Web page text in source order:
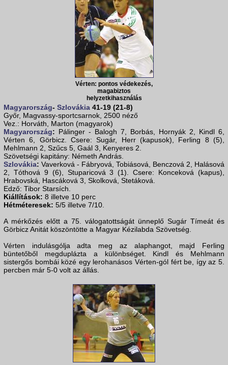
Vérten: pontos védekezés,
magabiztos
helyzetkihasználás
Magyarország- Szlovákia 41-19 (21-8)
Győr, Magvassy-sportcsarnok, 2500 néző
Vez.: Horváth, Marton (magyarok)
Magyarország: Pálinger - Balogh 7, Borbás, Hornyák 2, Kindl 6,
Vérten 6, Görbicz. Csere: Sugár, Herr (kapusok), Ferling 8 (5),
Mehlmann 2, Szűcs 5, Gaál 3, Kenyeres 2.
Szövetségi kapitány: Németh András.
Szlovákia: Vaverková - Fábryová, Tobiásová, Benczová 2, Halásová
2, Tóthová 9 (6), Stuparicová 3 (1). Csere: Konceková (kapus),
Hrabovská, Hascáková 3, Skolková, Stetáková.
Edző: Tibor Starsích.
Kiállítások: 8 illetve 10 perc
Hétméteresek: 5/5 illetve 7/10.
A mérkőzés előtt a 75. válogatottságát ünneplő Sugár Tímeát és
Görbicz Anitát köszöntötte a Magyar Kézilabda Szövetség.
Vérten indulásgólja adta meg az alaphangot, majd Ferling
büntetőből megduplázta a különbséget. Kindl és Mehlmann
sistergős bombái közé egy lerohanásos Vérten-gól fért be, így az 5.
percben már 5-0 volt az állás.